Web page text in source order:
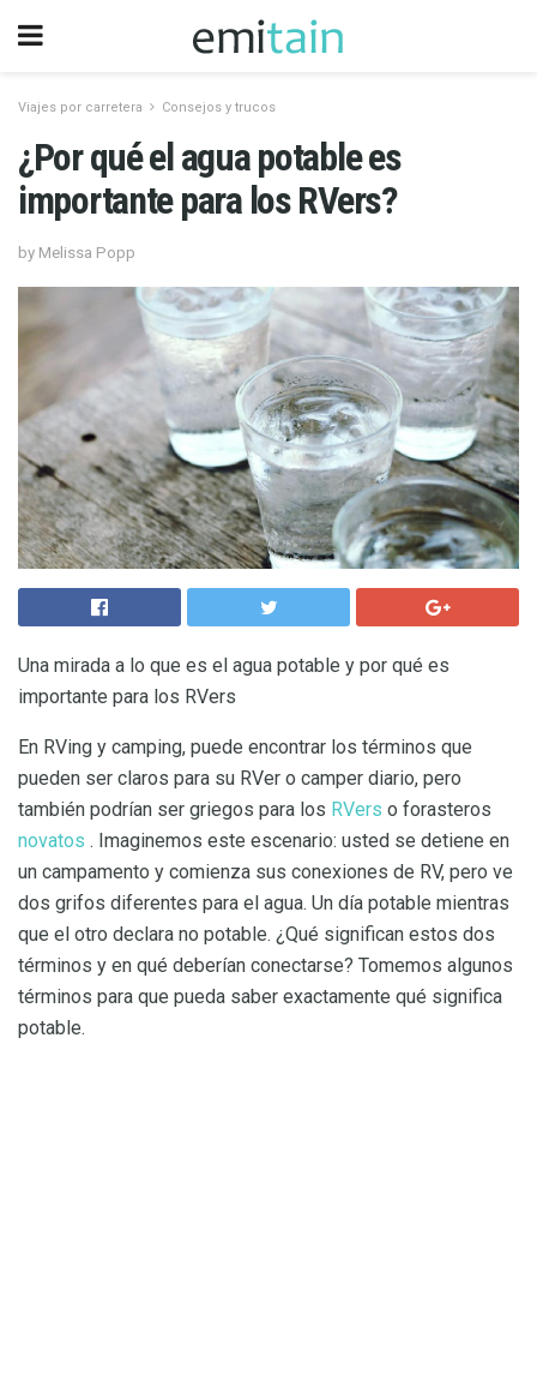
Viajes por carretera Consejos y trucos
¿Por qué el agua potable es
importante para los RVers?
by Melissa Popp
Una mirada a lo que es el agua potable y por qué es
importante para los RVers
En RVing y camping, puede encontrar los términos que
pueden ser claros para su RVer o camper diario, pero
también podrían ser griegos para los RVers o forasteros
novatos . Imaginemos este escenario: usted se detiene en
un campamento y comienza sus conexiones de RV, pero ve
dos grifos diferentes para el agua. Un día potable mientras
que el otro declara no potable. ¿Qué significan estos dos
términos y en qué deberían conectarse? Tomemos algunos
términos para que pueda saber exactamente qué significa
potable.